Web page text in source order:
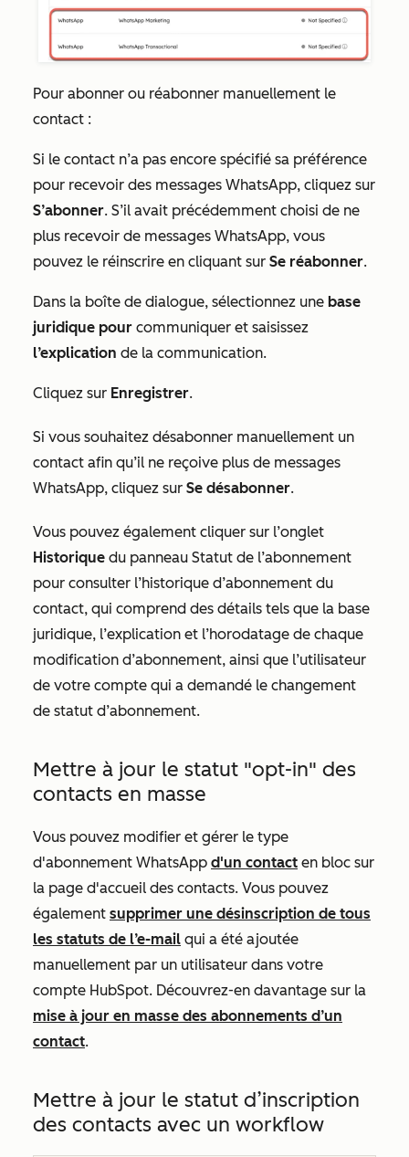
Pour abonner ou réabonner manuellement le
contact :
Si le contact n’a pas encore spécifié sa préférence
pour recevoir des messages WhatsApp, cliquez sur
S’abonner. S’il avait précédemment choisi de ne
plus recevoir de messages WhatsApp, vous
pouvez le réinscrire en cliquant sur Se réabonner.
Dans la boîte de dialogue, sélectionnez une base
juridique pour communiquer et saisissez
l’explication de la communication.
Cliquez sur Enregistrer.
Si vous souhaitez désabonner manuellement un
contact afin qu’il ne reçoive plus de messages
WhatsApp, cliquez sur Se désabonner.
Vous pouvez également cliquer sur l’onglet
Historique du panneau Statut de l’abonnement
pour consulter l’historique d’abonnement du
contact, qui comprend des détails tels que la base
juridique, l’explication et l’horodatage de chaque
modification d’abonnement, ainsi que l’utilisateur
de votre compte qui a demandé le changement
de statut d’abonnement.
Mettre à jour le statut "opt-in" des
contacts en masse
Vous pouvez modifier et gérer le type
d'abonnement WhatsApp d'un contact en bloc sur
la page d'accueil des contacts. Vous pouvez
également supprimer une désinscription de tous
les statuts de l’e-mail qui a été ajoutée
manuellement par un utilisateur dans votre
compte HubSpot. Découvrez-en davantage sur la
mise à jour en masse des abonnements d’un
contact.
Mettre à jour le statut d’inscription
des contacts avec un workflow